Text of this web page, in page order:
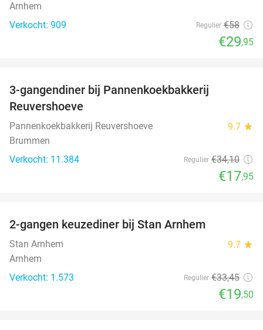
Arnhem
Verkocht: 909
Regulier €58
€29,95
3-gangendiner bij Pannenkoekbakkerij
Reuvershoeve
Pannenkoekbakkerij Reuvershoeve 9.7 star
Brummen
Verkocht: 11.384
Regulier €34,10
€17,95
2-gangen keuzediner bij Stan Arnhem
Stan Arnhem 9.7 star
Arnhem
Verkocht: 1.573
Regulier €33,45
€19,50